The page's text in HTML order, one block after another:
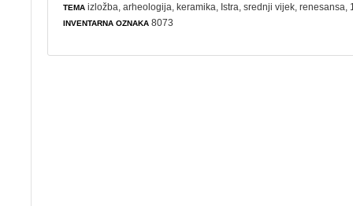
TEMA izložba ,arheologija ,keramika , Istra, srednji vijek, renesansa,
INVENTARNA OZNAKA 8073